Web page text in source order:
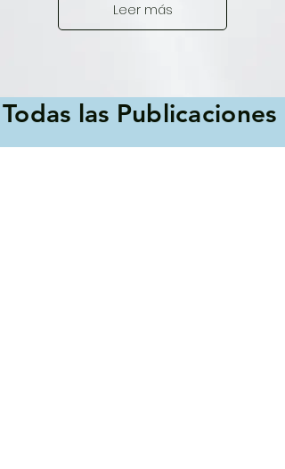
Leer más
Todas las Publicaciones